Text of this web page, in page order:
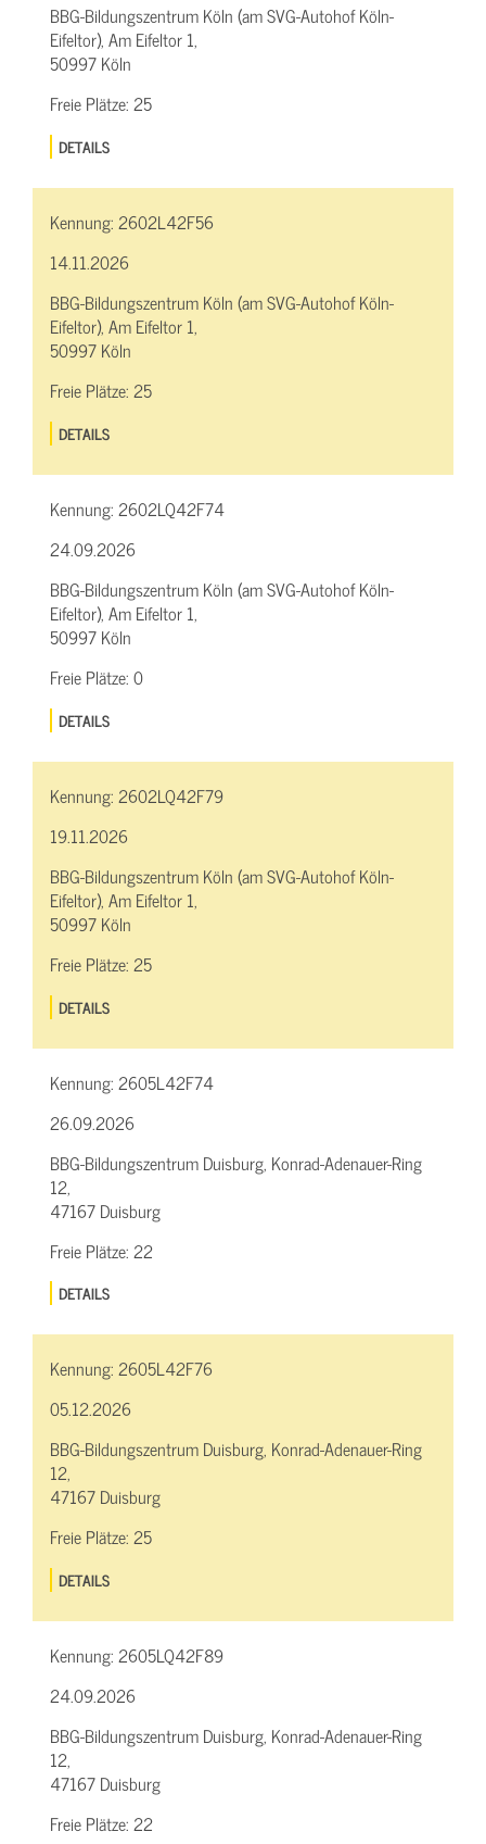
BBG-Bildungszentrum Köln (am SVG-Autohof Köln-
Eifeltor), Am Eifeltor 1,
50997 Köln
Freie Plätze:25
DETAILS
Kennung:2602L42F56
14.11.2026
BBG-Bildungszentrum Köln (am SVG-Autohof Köln-
Eifeltor), Am Eifeltor 1,
50997 Köln
Freie Plätze:25
DETAILS
Kennung:2602LQ42F74
24.09.2026
BBG-Bildungszentrum Köln (am SVG-Autohof Köln-
Eifeltor), Am Eifeltor 1,
50997 Köln
Freie Plätze:0
DETAILS
Kennung:2602LQ42F79
19.11.2026
BBG-Bildungszentrum Köln (am SVG-Autohof Köln-
Eifeltor), Am Eifeltor 1,
50997 Köln
Freie Plätze:25
DETAILS
Kennung:2605L42F74
26.09.2026
BBG-Bildungszentrum Duisburg, Konrad-Adenauer-Ring
12,
47167 Duisburg
Freie Plätze:22
DETAILS
Kennung:2605L42F76
05.12.2026
BBG-Bildungszentrum Duisburg, Konrad-Adenauer-Ring
12,
47167 Duisburg
Freie Plätze:25
DETAILS
Kennung:2605LQ42F89
24.09.2026
BBG-Bildungszentrum Duisburg, Konrad-Adenauer-Ring
12,
47167 Duisburg
Freie Plätze:22